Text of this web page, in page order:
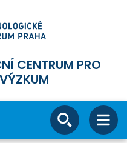
CENTRUM PRO